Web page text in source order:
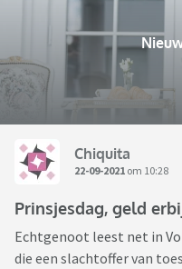
Chiquita
22-09-2021 om 10:28
Prinsjesdag, geld
Echtgenoot leest net in
die een slachtoffer van